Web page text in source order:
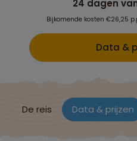
24 dagen
Bijkomende kosten €26,25
Data &
De reis Data & prijzen